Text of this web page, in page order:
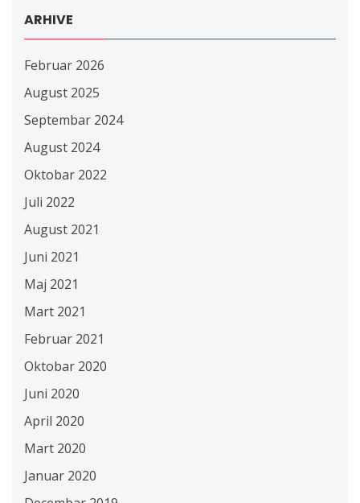
ARHIVE
Februar 2026
August 2025
Septembar 2024
August 2024
Oktobar 2022
Juli 2022
August 2021
Juni 2021
Maj 2021
Mart 2021
Februar 2021
Oktobar 2020
Juni 2020
April 2020
Mart 2020
Januar 2020